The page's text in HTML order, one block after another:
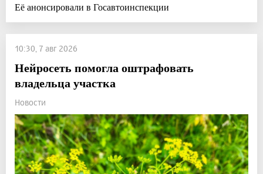
Её анонсировали в Госавтоинспекции
10:30, 7 авг 2026
Нейросеть помогла оштрафовать
владельца участка
Новости